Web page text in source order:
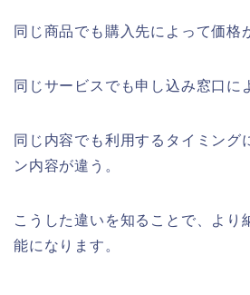
同じ商品でも購入先によって価格
同じサービスでも申し込み窓口に
同じ内容でも利用するタイミング
ン内容が違う。
こうした違いを知ることで、より
能になります。